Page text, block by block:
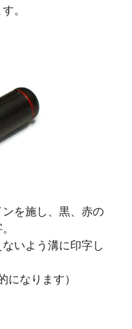
。
を施し、黒、赤の
いよう溝に印字し
になります）